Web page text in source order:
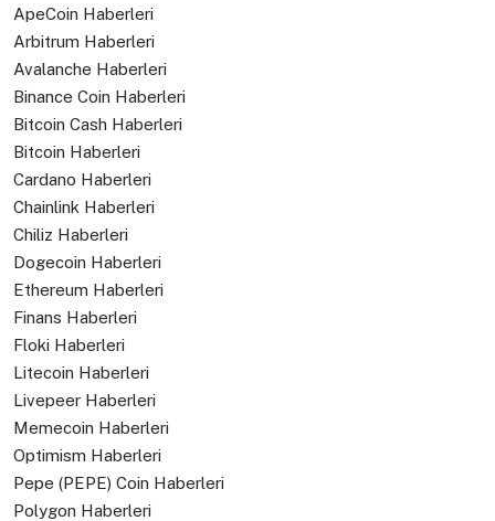
ApeCoin Haberleri
Arbitrum Haberleri
Avalanche Haberleri
Binance Coin Haberleri
Bitcoin Cash Haberleri
Bitcoin Haberleri
Cardano Haberleri
Chainlink Haberleri
Chiliz Haberleri
Dogecoin Haberleri
Ethereum Haberleri
Finans Haberleri
Floki Haberleri
Litecoin Haberleri
Livepeer Haberleri
Memecoin Haberleri
Optimism Haberleri
Pepe (PEPE) Coin Haberleri
Polygon Haberleri